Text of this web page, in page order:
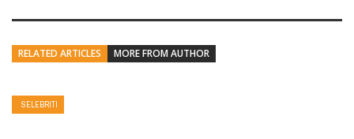
RELATED ARTICLES MORE FROM AUTHOR
SELEBRITI